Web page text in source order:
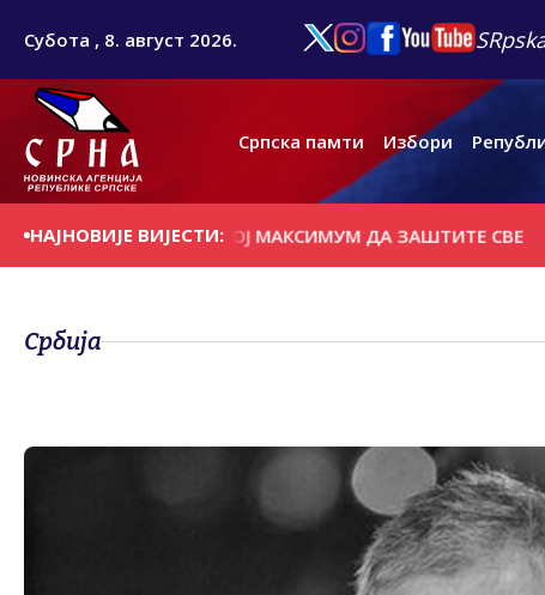
Субота , 8. август 2026.
Српска памти Избори
НАЈНОВИЈЕ ВИЈЕСТИ:
ДАЛИ СВОЈ МАКСИМУМ ДА ЗАШТИТЕ СВЕ
Србија